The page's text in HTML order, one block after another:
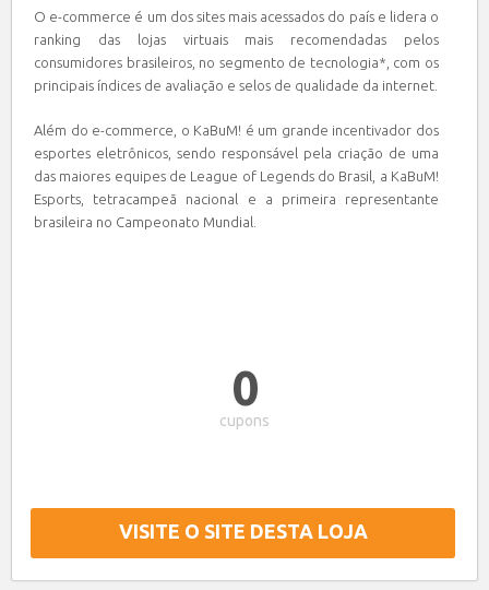
O e-commerce é um dos sites mais acessados do país e lidera o
ranking das lojas virtuais mais recomendadas pelos
consumidores brasileiros, no segmento de tecnologia*, com os
principais índices de avaliação e selos de qualidade da internet.
Além do e-commerce, o KaBuM! é um grande incentivador dos
esportes eletrônicos, sendo responsável pela criação de uma
das maiores equipes de League of Legends do Brasil, a KaBuM!
Esports, tetracampeã nacional e a primeira representante
brasileira no Campeonato Mundial.
0
cupons
VISITE O SITE DESTA LOJA